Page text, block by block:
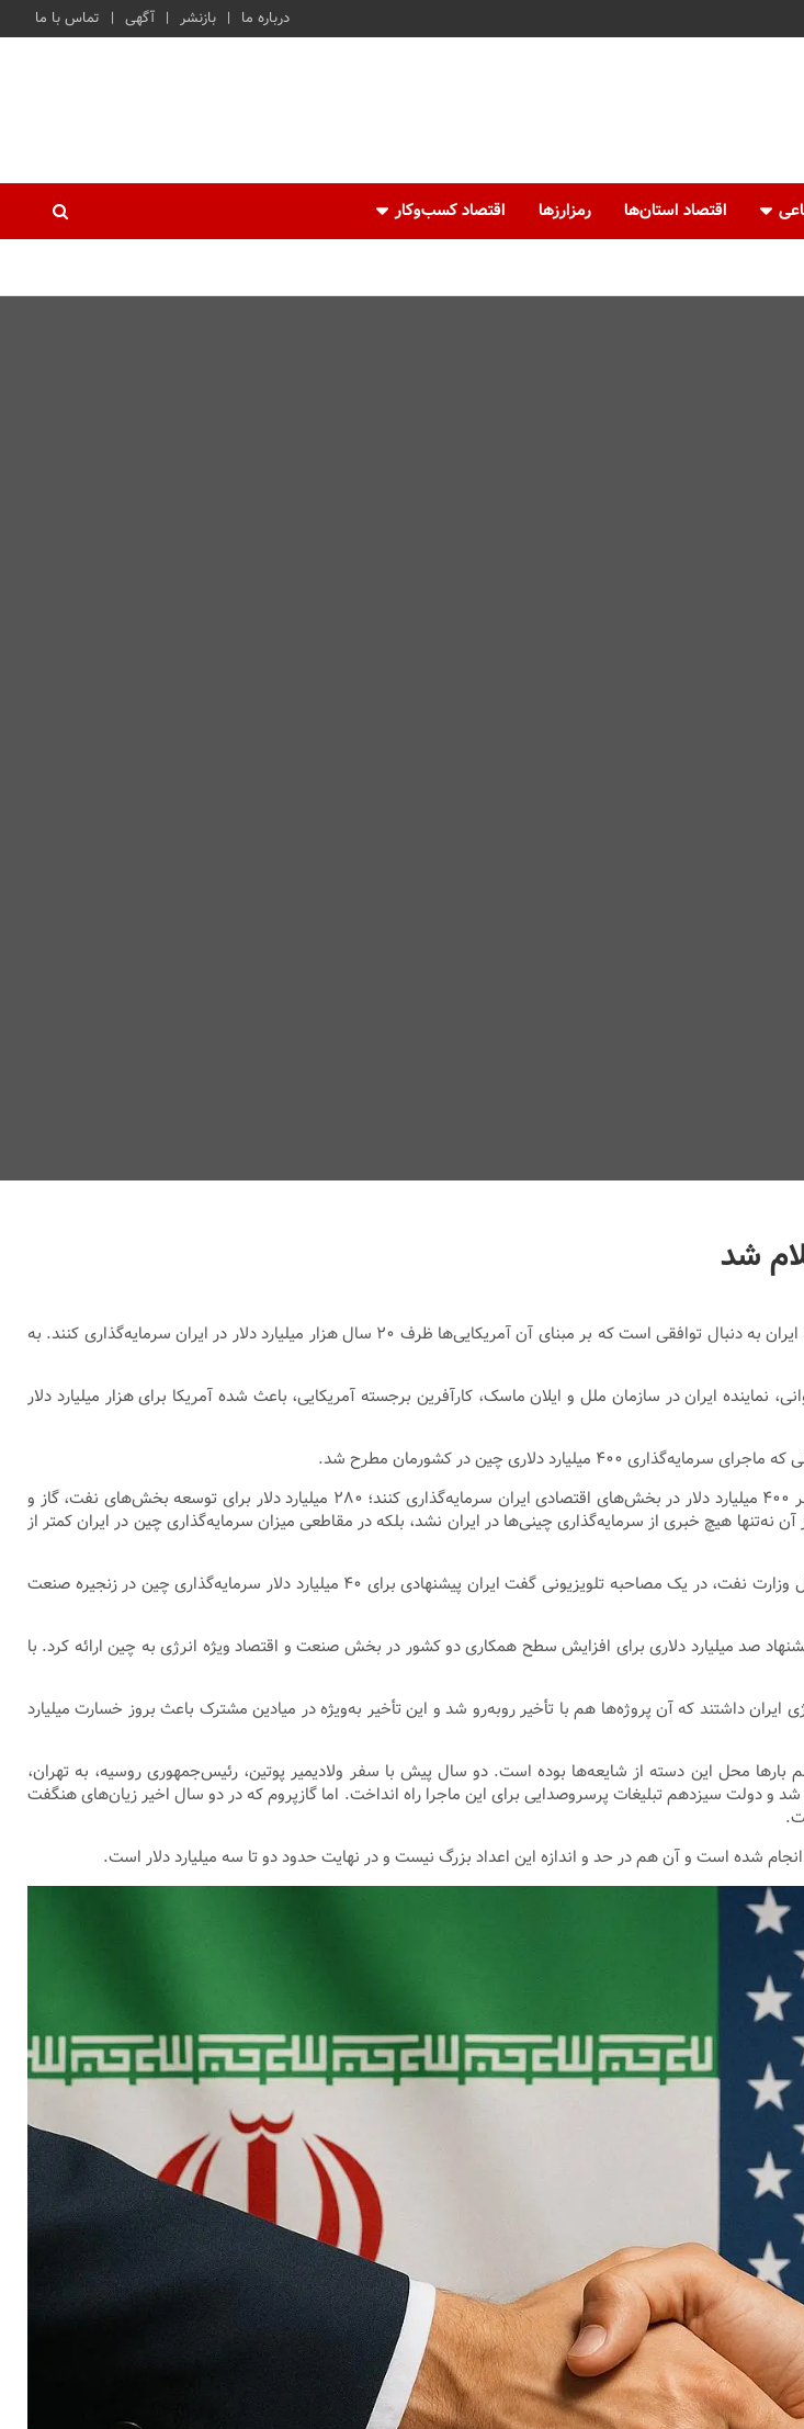
درباره ما بازنشر آگهی تماس با ما
اقتصاد استان‌ها رمزارزها اقتصاد کسب‌و‌کار
، ادعای عجیبی دهان به دهان چرخید و آن اینکه ایران به دنبال توافقی است که بر مبنای آن آمریکایی‌ها ظرف ۲۰ سال هزار میلیارد دلار در ایران سرمایه‌گذاری کنند. به
نماینده ایران در سازمان ملل و ایلان ماسک، کارآفرین برجسته آمریکایی، باعث شده آمریکا برای هزار میلیارد دلار
دلاری چین در کشورمان مطرح شد.
سال ۱۳۹۸ بود که گفته شد براساس تفاهم امضاشده میان ایران و چین، قرار است چینی‌ها بالغ بر ۴۰۰ میلیارد دلار در بخش‌های اقتصادی ایران سرمایه‌گذاری کنند؛ ۲۸۰ میلیارد دلار برای توسعه بخش‌های نفت، گاز و
پس از آن نه‌تنها هیچ خبری از سرمایه‌گذاری چینی‌ها در ایران نشد، بلکه در مقاطعی میزان سرمایه‌گذاری چین در ایران کمتر از
، معاون وقت امور بین‌الملل وزارت نفت، در یک مصاحبه تلویزیونی گفت ایران پیشنهادی برای ۴۰ میلیارد دلار سرمایه‌گذاری چین در زنجیره صنعت
صد میلیارد دلاری برای افزایش سطح همکاری دو کشور در بخش صنعت و اقتصاد ویژه انرژی به چین ارائه کرد. با
داشتند که آن پروژه‌ها هم با تأخیر روبه‌رو شد و این تأخیر به‌ویژه در میادین مشترک باعث بروز خسارت میلیارد
محل این دسته از شایعه‌ها بوده است. دو سال پیش با سفر ولادیمیر پوتین، رئیس‌جمهوری روسیه، به تهران،
روسیه تفاهم‌نامه‌ای امضا کردند که ارزش آن ۴۰ میلیارد دلار اعلام شد و دولت سیزدهم تبلیغات پرسروصدایی برای این ماجرا راه انداخت. اما گازپروم که در دو سال اخیر زیان‌های هنگفت
شده است و آن هم در حد و اندازه این اعداد بزرگ نیست و در نهایت حدود دو تا سه میلیارد دلار است.